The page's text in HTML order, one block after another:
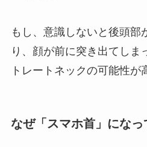
もし、意識しないと後頭部
り、顔が前に突き出てしま
トレートネックの可能性が
なぜ「スマホ首」になっ